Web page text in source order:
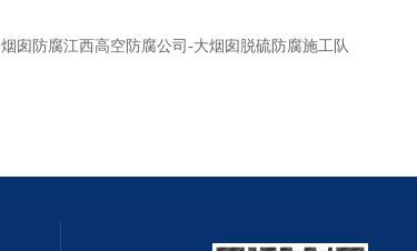
烟囱防腐江西高空防腐公司-大烟囱脱硫防腐施工队